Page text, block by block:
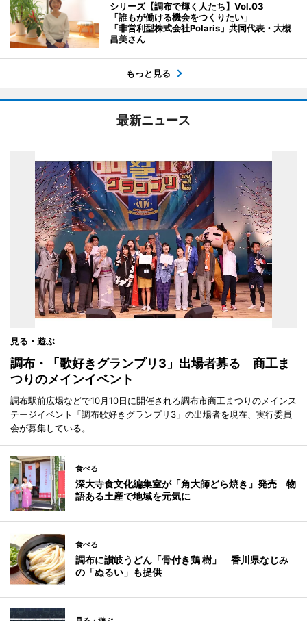
シリーズ【調布で輝く人たち】Vol.03
「誰もが働ける機会をつくりたい」
「非営利型株式会社Polaris」共同代表・大槻
昌美さん
もっと見る
最新ニュース
見る・遊ぶ
調布・「歌好きグランプリ3」出場者募る 商工ま
つりのメインイベント
調布駅前広場などで10月10日に開催される調布市商工まつりのメインス
テージイベント「調布歌好きグランプリ3」の出場者を現在、実行委員
会が募集している。
食べる
深大寺食文化編集室が「角大師どら焼き」発売 物
語ある土産で地域を元気に
食べる
調布に讃岐うどん「骨付き鶏 樹」 香川県なじみ
の「ぬるい」も提供